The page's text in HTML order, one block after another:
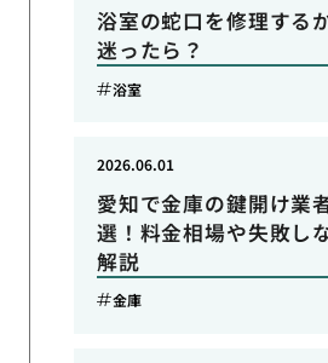
浴室の蛇口を修理する
迷ったら？
浴室
愛知で金庫の鍵開け業
選！料金相場や失敗し
解説
2026.06.01
金庫